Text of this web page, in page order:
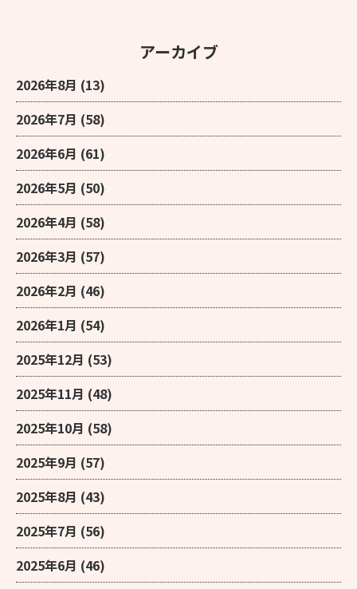
アーカイブ
2026年8月 (13)
2026年7月 (58)
2026年6月 (61)
2026年5月 (50)
2026年4月 (58)
2026年3月 (57)
2026年2月 (46)
2026年1月 (54)
2025年12月 (53)
2025年11月 (48)
2025年10月 (58)
2025年9月 (57)
2025年8月 (43)
2025年7月 (56)
2025年6月 (46)